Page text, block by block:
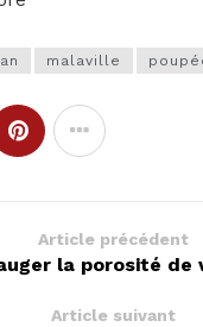
malaville
Article précédent
la porosité de
Article suivant